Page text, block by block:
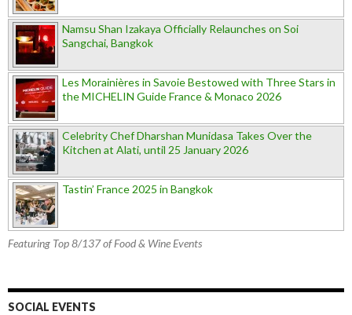
Namsu Shan Izakaya Officially Relaunches on Soi
Sangchai, Bangkok
Les Morainières in Savoie Bestowed with Three Stars in
the MICHELIN Guide France & Monaco 2026
Celebrity Chef Dharshan Munidasa Takes Over the
Kitchen at Alati, until 25 January 2026
Tastin’ France 2025 in Bangkok
Featuring Top 8/137 of Food & Wine Events
SOCIAL EVENTS